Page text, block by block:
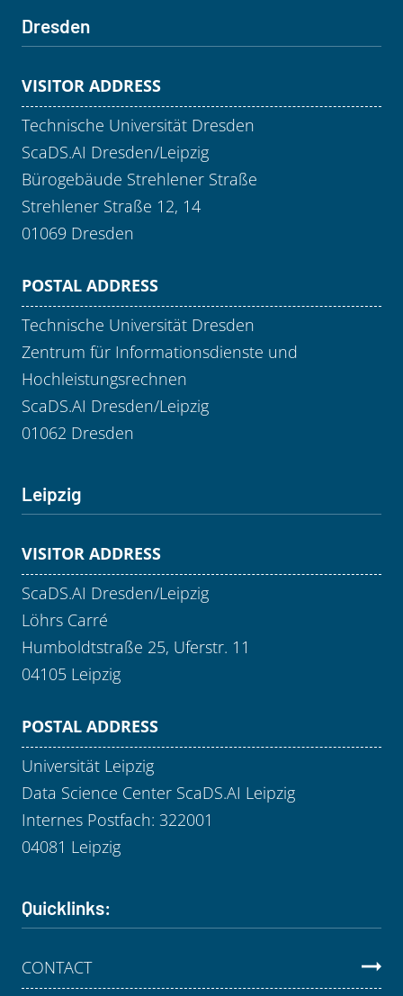
Dresden
VISITOR ADDRESS
Technische Universität Dresden
ScaDS.AI Dresden/Leipzig
Bürogebäude Strehlener Straße
Strehlener Straße 12, 14
01069 Dresden
POSTAL ADDRESS
Technische Universität Dresden
Zentrum für Informationsdienste und
Hochleistungsrechnen
ScaDS.AI Dresden/Leipzig
01062 Dresden
Leipzig
VISITOR ADDRESS
ScaDS.AI Dresden/Leipzig
Löhrs Carré
Humboldtstraße 25, Uferstr. 11
04105 Leipzig
POSTAL ADDRESS
Universität Leipzig
Data Science Center ScaDS.AI Leipzig
Internes Postfach: 322001
04081 Leipzig
Quicklinks:
CONTACT